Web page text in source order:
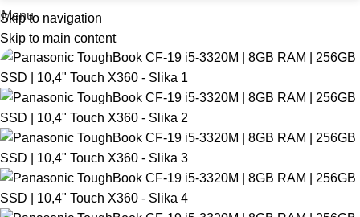
Skip to navigation
Skip to main content
Menu